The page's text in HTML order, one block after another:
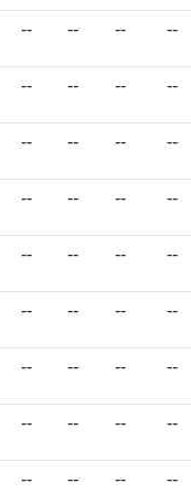
-- -- -- --
-- -- -- --
-- -- -- --
-- -- -- --
-- -- -- --
-- -- -- --
-- -- -- --
-- -- -- --
-- -- -- --